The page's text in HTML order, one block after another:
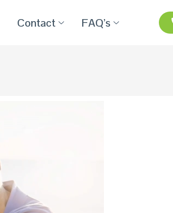
Contact FAQ’s